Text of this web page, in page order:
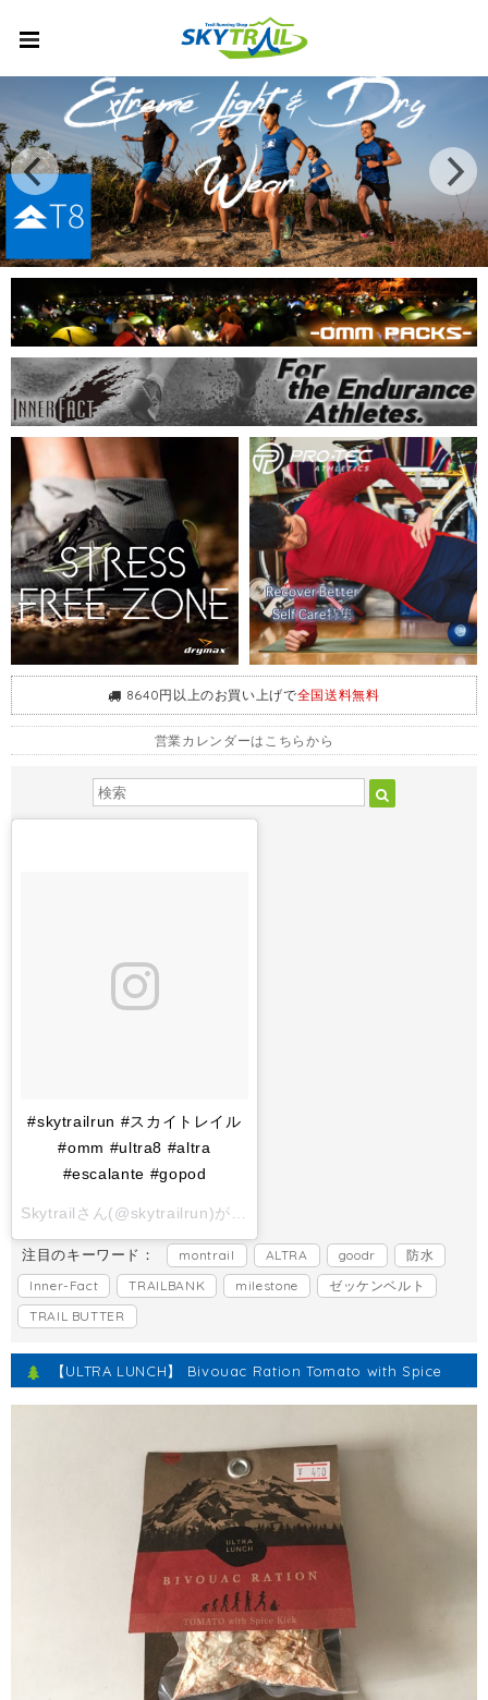
8640円以上のお買い上げで全国送料無料
営業カレンダーはこちらから
#skytrailrun #スカイトレイル
#omm #ultra8 #altra
#escalante #gopod
Skytrailさん(@skytrailrun)がシェアした投稿 -
注目のキーワード： montrail ALTRA goodr
防水
Inner-Fact
TRAILBANK milestone
ゼッケンベルト
TRAIL BUTTER
【ULTRA LUNCH】 Bivouac Ration Tomato with Spice
Kick